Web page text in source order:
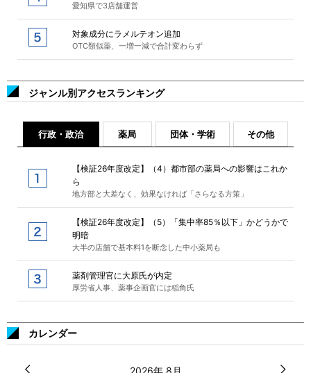
愛知県で3店舗運営
対象成分にラメルテオン追加
OTC類似薬、一増一減で合計変わらず
ジャンル別アクセスランキング
行政・政治 薬局 団体・学術 その他
【検証26年度改定】（4）都市部の薬局への影響はこれか
ら
地方部と大差なく、効果なければ「さらなる方策」
【検証26年度改定】（5）「集中率85％以下」かどうかで
明暗
大半の店舗で基本料1を断念した中小薬局も
薬剤管理官に大原氏が内定
厚労省人事、薬事企画官には稲角氏
カレンダー
2026年 8月